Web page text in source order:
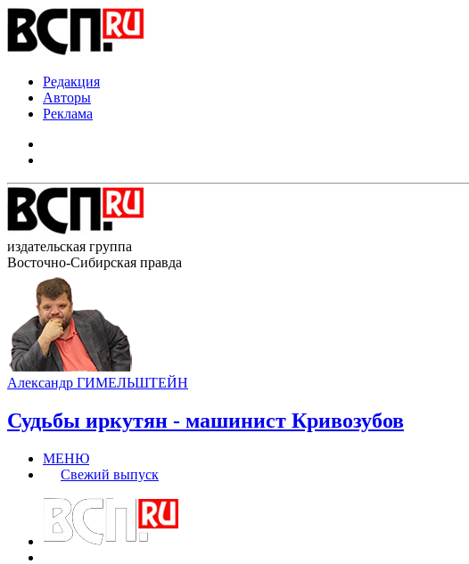
Редакция
Авторы
Реклама
издательская группа
Восточно-Сибирская правда
Александр ГИМЕЛЬШТЕЙН
Судьбы иркутян - машинист Кривозубов
МЕНЮ
Свежий выпуск